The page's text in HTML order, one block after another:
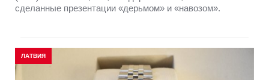
сделанные презентации «дерьмом» и «навозом».
ЛАТВИЯ